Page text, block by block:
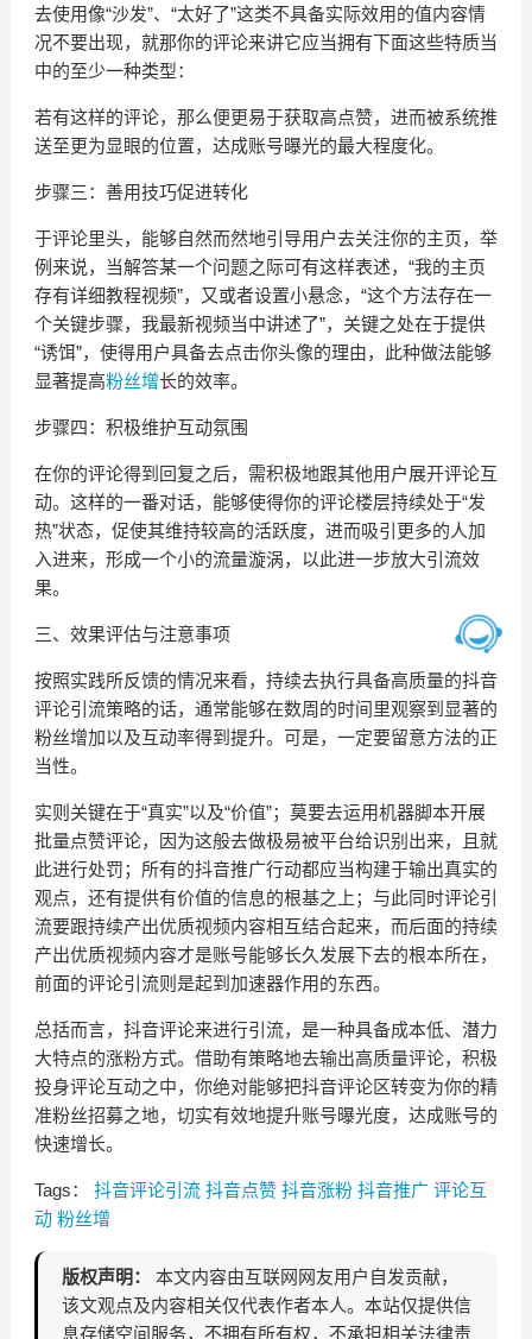
去使用像“沙发”、“太好了”这类不具备实际效用的值内容情
况不要出现，就那你的评论来讲它应当拥有下面这些特质当
中的至少一种类型：
若有这样的评论，那么便更易于获取高点赞，进而被系统推
送至更为显眼的位置，达成账号曝光的最大程度化。
步骤三：善用技巧促进转化
于评论里头，能够自然而然地引导用户去关注你的主页，举
例来说，当解答某一个问题之际可有这样表述，“我的主页
存有详细教程视频”，又或者设置小悬念，“这个方法存在一
个关键步骤，我最新视频当中讲述了”，关键之处在于提供
“诱饵”，使得用户具备去点击你头像的理由，此种做法能够
显著提高粉丝增长的效率。
步骤四：积极维护互动氛围
在你的评论得到回复之后，需积极地跟其他用户展开评论互
动。这样的一番对话，能够使得你的评论楼层持续处于“发
热”状态，促使其维持较高的活跃度，进而吸引更多的人加
入进来，形成一个小的流量漩涡，以此进一步放大引流效
果。
三、效果评估与注意事项
按照实践所反馈的情况来看，持续去执行具备高质量的抖音
评论引流策略的话，通常能够在数周的时间里观察到显著的
粉丝增加以及互动率得到提升。可是，一定要留意方法的正
当性。
实则关键在于“真实”以及“价值”；莫要去运用机器脚本开展
批量点赞评论，因为这般去做极易被平台给识别出来，且就
此进行处罚；所有的抖音推广行动都应当构建于输出真实的
观点，还有提供有价值的信息的根基之上；与此同时评论引
流要跟持续产出优质视频内容相互结合起来，而后面的持续
产出优质视频内容才是账号能够长久发展下去的根本所在，
前面的评论引流则是起到加速器作用的东西。
总括而言，抖音评论来进行引流，是一种具备成本低、潜力
大特点的涨粉方式。借助有策略地去输出高质量评论，积极
投身评论互动之中，你绝对能够把抖音评论区转变为你的精
准粉丝招募之地，切实有效地提升账号曝光度，达成账号的
快速增长。
Tags： 抖音评论引流 抖音点赞 抖音涨粉 抖音推广 评论互
动 粉丝增
版权声明：
本文内容由互联网网友用户自发贡献，
该文观点及内容相关仅代表作者本人。本站仅提供信
息存储空间服务，不拥有所有权，不承担相关法律责